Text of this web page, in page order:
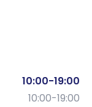
10:00-19:00
10:00-19:00